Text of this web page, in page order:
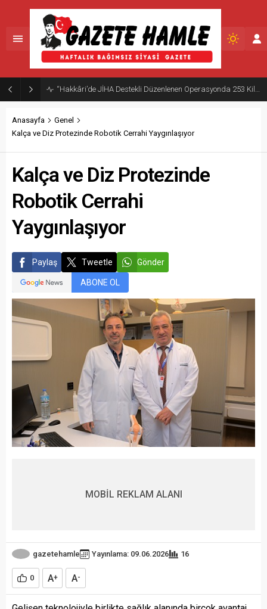
Aytmatov’un mirası Muratpaşa’da büyüyor
Anasayfa
Genel
Kalça ve Diz Protezinde Robotik Cerrahi Yaygınlaşıyor
Kalça ve Diz Protezinde
Robotik Cerrahi
Yaygınlaşıyor
Paylaş Tweetle Gönder
ABONE OL
MOBİL REKLAM ALANI
gazetehamle Yayınlama: 09.06.2026 16
0 A+ A-